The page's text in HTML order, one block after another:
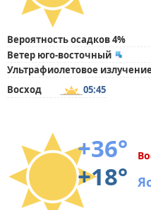
Вероятность осадков 4%
Ветер юго-восточный
Ультрафиолетовое излучение
Восход
05:45
+36°
+18°